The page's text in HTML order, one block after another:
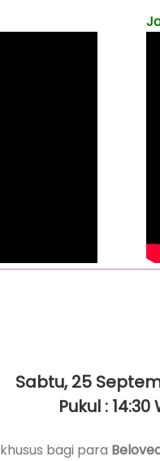
Sabtu, 25
Pukul : 14:30
khusus bagi para